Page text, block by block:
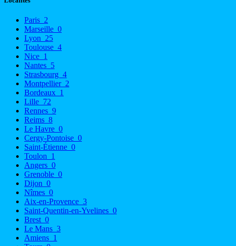
Paris 2
Marseille 0
Lyon 25
Toulouse 4
Nice 1
Nantes 5
Strasbourg 4
Montpellier 2
Bordeaux 1
Lille 72
Rennes 9
Reims 8
Le Havre 0
Cergy-Pontoise 0
Saint-Étienne 0
Toulon 1
Angers 0
Grenoble 0
Dijon 0
Nîmes 0
Aix-en-Provence 3
Saint-Quentin-en-Yvelines 0
Brest 0
Le Mans 3
Amiens 1